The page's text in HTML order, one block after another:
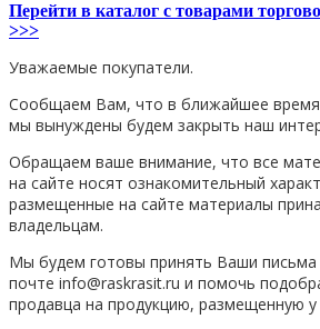
Перейти в каталог с товарами
>>>
Уважаемые покупатели.
Сообщаем Вам, что в ближайшее время
мы вынуждены будем закрыть наш
Обращаем ваше внимание, что все
на сайте носят ознакомительный
размещенные на сайте материалы
владельцам.
Мы будем готовы принять Ваши письма
почте info@raskrasit.ru и помочь
продавца на продукцию, размещенную у